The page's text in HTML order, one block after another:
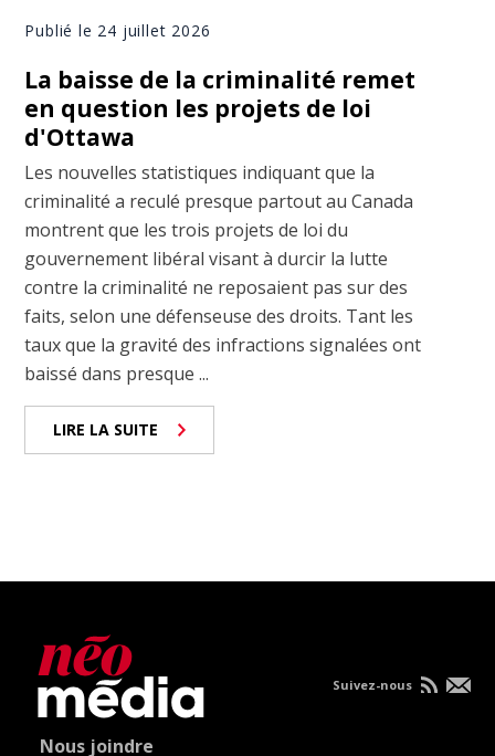
Publié le 24 juillet 2026
La baisse de la criminalité remet
en question les projets de loi
d'Ottawa
Les nouvelles statistiques indiquant que la
criminalité a reculé presque partout au Canada
montrent que les trois projets de loi du
gouvernement libéral visant à durcir la lutte
contre la criminalité ne reposaient pas sur des
faits, selon une défenseuse des droits. Tant les
taux que la gravité des infractions signalées ont
baissé dans presque ...
LIRE LA SUITE
Nous joindre
Suivez-nous